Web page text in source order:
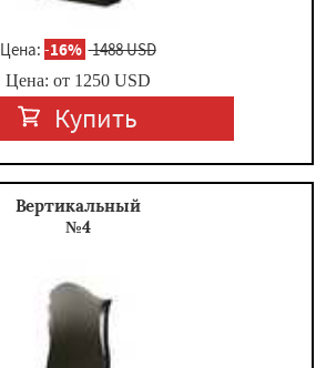
Цена: -16% 1488 USD
Цена: от 1250USD
Купить
Вертикальный
№4